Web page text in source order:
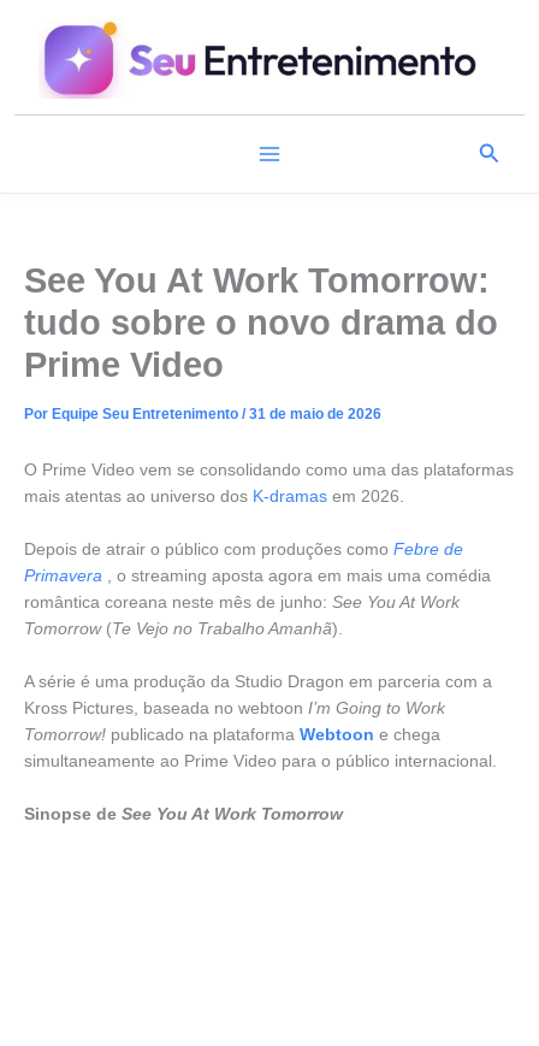
conteúdo
See You At Work Tomorrow:
tudo sobre o novo drama do
Prime Video
Por Equipe Seu Entretenimento /31 de maio de 2026
O Prime Video vem se consolidando como uma das plataformas
mais atentas ao universo dos K-dramas em 2026.
Depois de atrair o público com produções como Febre de
Primavera , o streaming aposta agora em mais uma comédia
romântica coreana neste mês de junho: See You At Work
Tomorrow(Te Vejo no Trabalho Amanhã).
A série é uma produção da Studio Dragon em parceria com a
Kross Pictures, baseada no webtoon I’m Going to Work
Tomorrow! publicado na plataforma Webtoon e chega
simultaneamente ao Prime Video para o público internacional.
Sinopse de See You At Work Tomorrow